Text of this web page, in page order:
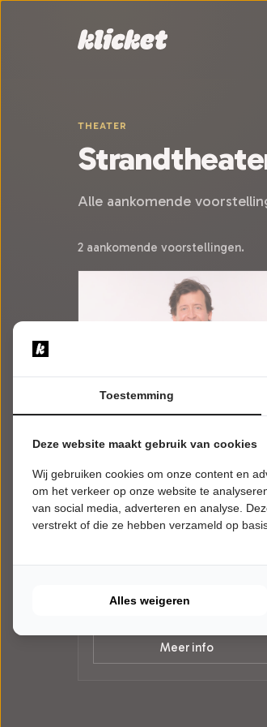
THEATER
Alle aankomende
2 aankomende voorstellingen.
DINSDAG 11 AUGUSTUS 2026 •
UUR
Steven Kazàn
Steven Kazàn commercieel
Meer info
Toestemming
Deze website maakt gebruik van cookies
Wij gebruiken cookies om onze content en
om het verkeer op onze website te
van social media, adverteren en analyse.
verstrekt of die ze hebben verzameld op
Alles weigeren